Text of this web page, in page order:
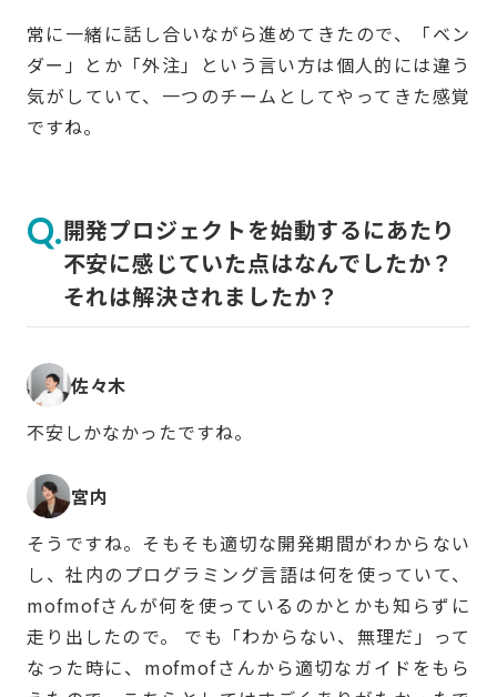
常に一緒に話し合いながら進めてきたので、「ベン
ダー」とか「外注」という言い方は個人的には違う
気がしていて、一つのチームとしてやってきた感覚
ですね。
開発プロジェクトを始動するにあたり
不安に感じていた点はなんでしたか？
それは解決されましたか？
佐々木
不安しかなかったですね。
宮内
そうですね。そもそも適切な開発期間がわからない
し、社内のプログラミング言語は何を使っていて、
mofmofさんが何を使っているのかとかも知らずに
走り出したので。 でも「わからない、無理だ」って
なった時に、mofmofさんから適切なガイドをもら